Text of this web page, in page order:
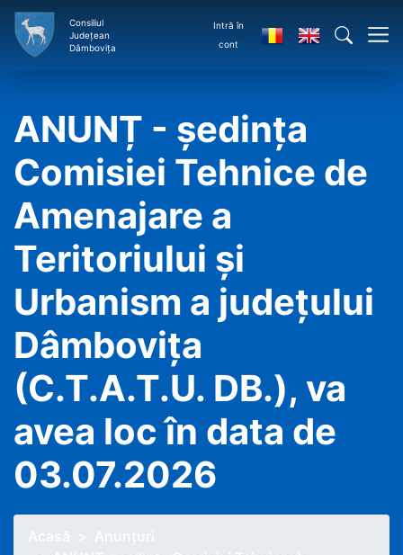
Consiliul
Județean
Dâmbovița
Intră în
cont
ANUNȚ - ședința
Comisiei Tehnice de
Amenajare a
Teritoriului și
Urbanism a județului
Dâmbovița
(C.T.A.T.U. DB.), va
avea loc în data de
03.07.2026